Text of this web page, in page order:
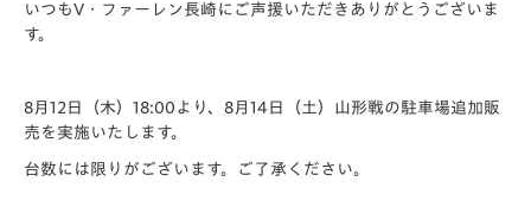
いつもV・ファーレン長崎にご声援いただきありがとうございま
す。
8月12日（木）18:00より、8月14日（土）山形戦の駐車場追加販
売を実施いたします。
台数には限りがございます。ご了承ください。